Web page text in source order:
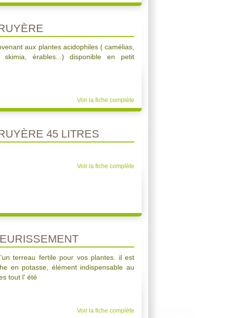
aux plantes acidophiles ( camélias,
skimia, érables...) disponible en petit
Voir la fiche complète
45 LITRES
Voir la fiche complète
terreau fertile pour vos plantes. il est
en potasse, élément indispensable au
tout l' été
Voir la fiche complète